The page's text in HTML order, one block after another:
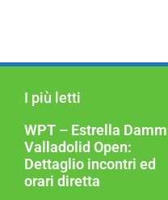
I più letti
WPT – Estrella Damm
Valladolid Open:
Dettaglio incontri ed
orari diretta